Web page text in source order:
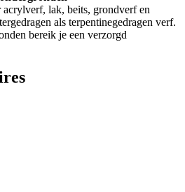
lak, beits, grondverf en
als terpentinegedragen verf.
bereik je een verzorgd